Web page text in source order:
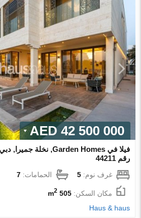
42 500 000 AED
رقم 44211
غرف نوم:5 الحمامات:7
مكان السكن:505 m
2
Haus & haus